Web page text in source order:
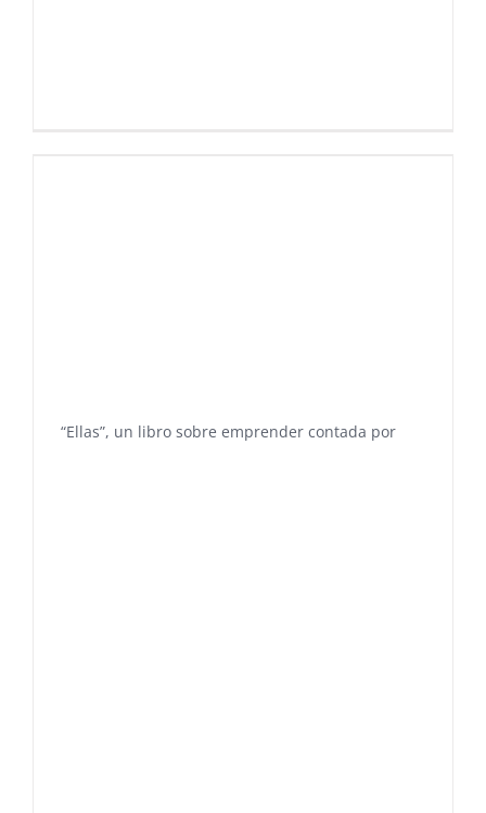
“Ellas”, un libro sobre emprender contada por